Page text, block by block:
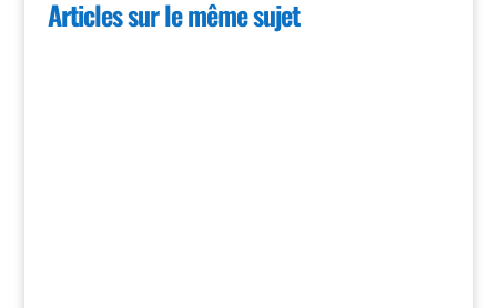
Articles sur le même sujet